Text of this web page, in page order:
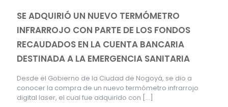
SE ADQUIRIÓ UN NUEVO TERMÓMETRO
INFRARROJO CON PARTE DE LOS FONDOS
RECAUDADOS EN LA CUENTA BANCARIA
DESTINADA A LA EMERGENCIA SANITARIA
Desde el Gobierno de la Ciudad de Nogoyá, se dio a
conocer la compra de un nuevo termómetro infrarrojo
digital laser, el cual fue adquirido con […]